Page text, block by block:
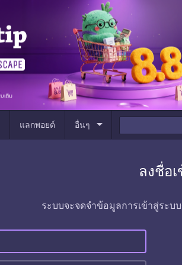
แลกพอยต์ อื่นๆ arrow_drop_down
ลงชื่อ
ระบบจะจดจำข้อมูลการเข้าสู่ระบ